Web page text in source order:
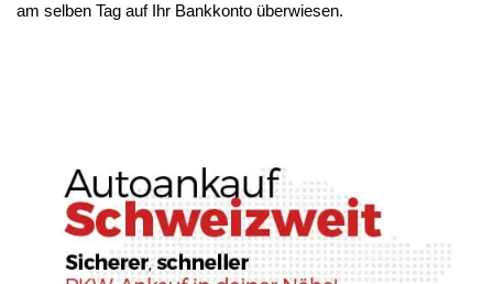
am selben Tag auf Ihr Bankkonto überwiesen.